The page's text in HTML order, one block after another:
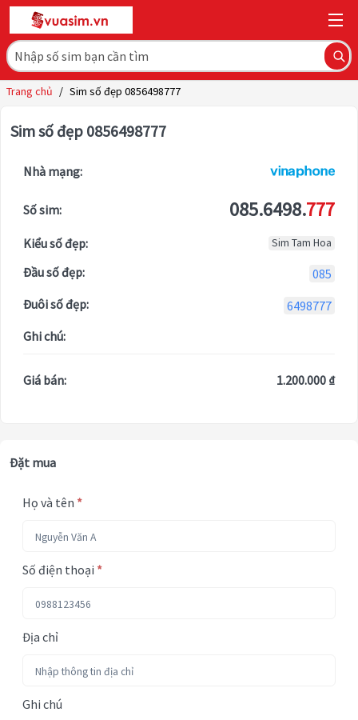
Trang chủ / Sim số đẹp 0856498777
Sim số đẹp 0856498777
Nhà mạng:
Số sim: 085.6498.777
Kiểu số đẹp: Sim Tam Hoa
Đầu số đẹp:
085
Đuôi số đẹp:
6498777
Ghi chú:
Giá bán: 1.200.000 ₫
Đặt mua
Họ và tên *
Số điện thoại *
Địa chỉ
Ghi chú